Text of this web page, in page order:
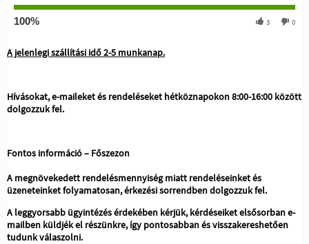
100% 3 0
A jelenlegi szállítási idő 2-5 munkanap.
Hívásokat, e-maileket és rendeléseket hétköznapokon 8:00-16:00 között
dolgozzuk fel.
Fontos információ – Főszezon
A megnövekedett rendelésmennyiség miatt rendeléseinket és
üzeneteinket folyamatosan, érkezési sorrendben dolgozzuk fel.
A leggyorsabb ügyintézés érdekében kérjük, kérdéseiket elsősorban e-
mailben küldjék el részünkre, így pontosabban és visszakereshetően
tudunk válaszolni.